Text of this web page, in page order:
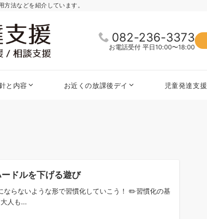
法などを紹介しています。
082-236-3373
お電話受付 平日10:00〜18:00
と内容 お近くの放課後デイ 児童発達支援
ドルを下げる遊び
ならないような形で習慣化していこう！ ✏️習慣化の基
も...